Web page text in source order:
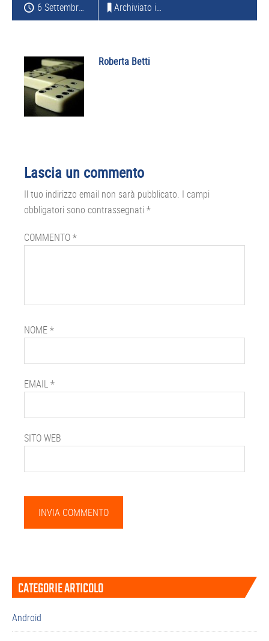
6 Settembre 2016 Archiviato in:
Roberta Betti
Interazioni
del
lettore
Lascia un commento
Il tuo indirizzo email non sarà pubblicato. I campi
obbligatori sono contrassegnati *
COMMENTO*
NOME*
EMAIL*
SITO WEB
Barra
laterale
primaria
CATEGORIE ARTICOLO
Android